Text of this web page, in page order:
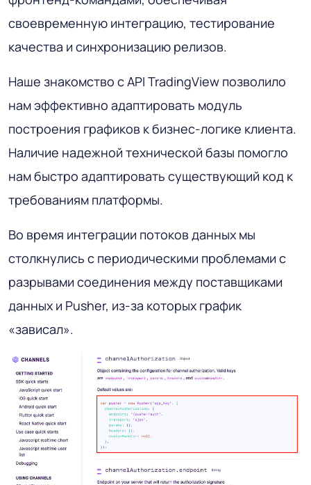
своевременную интеграцию, тестирование
качества и синхронизацию релизов.
Наше знакомство с API TradingView позволило
нам эффективно адаптировать модуль
построения графиков к бизнес-логике клиента.
Наличие надежной технической базы помогло
нам быстро адаптировать существующий код к
требованиям платформы.
Во время интеграции потоков данных мы
столкнулись с периодическими проблемами с
разрывами соединения между поставщиками
данных и Pusher, из-за которых график
«зависал».